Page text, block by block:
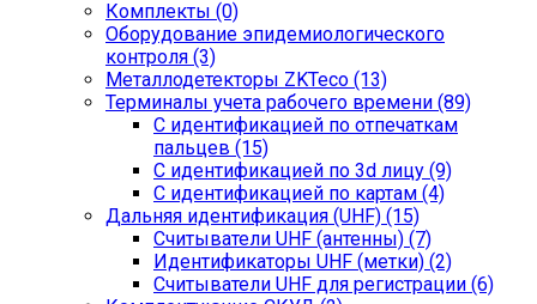
Комплекты (0)
Оборудование эпидемиологического
контроля (3)
Металлодетекторы ZKTeco (13)
Терминалы учета рабочего времени (89)
С идентификацией по отпечаткам
пальцев (15)
С идентификацией по 3d лицу (9)
С идентификацией по картам (4)
Дальняя идентификация (UHF) (15)
Считыватели UHF (антенны) (7)
Идентификаторы UHF (метки) (2)
Считыватели UHF для регистрации (6)